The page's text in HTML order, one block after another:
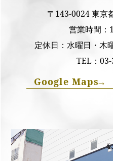
〒143-0024 東京
営業時間：
定休日：水曜日・
TEL：
Google Maps→